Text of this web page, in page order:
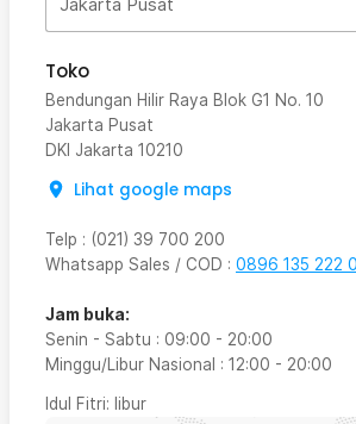
Toko
Bendungan Hilir Raya Blok G1 No. 10
Jakarta Pusat
DKI Jakarta 10210
Lihat google maps
Telp : (021) 39 700 200
Whatsapp Sales / COD : 0896 135 222
Jam buka:
Senin - Sabtu : 09:00 - 20:00
Minggu/Libur Nasional : 12:00 - 20:00
Idul Fitri: libur